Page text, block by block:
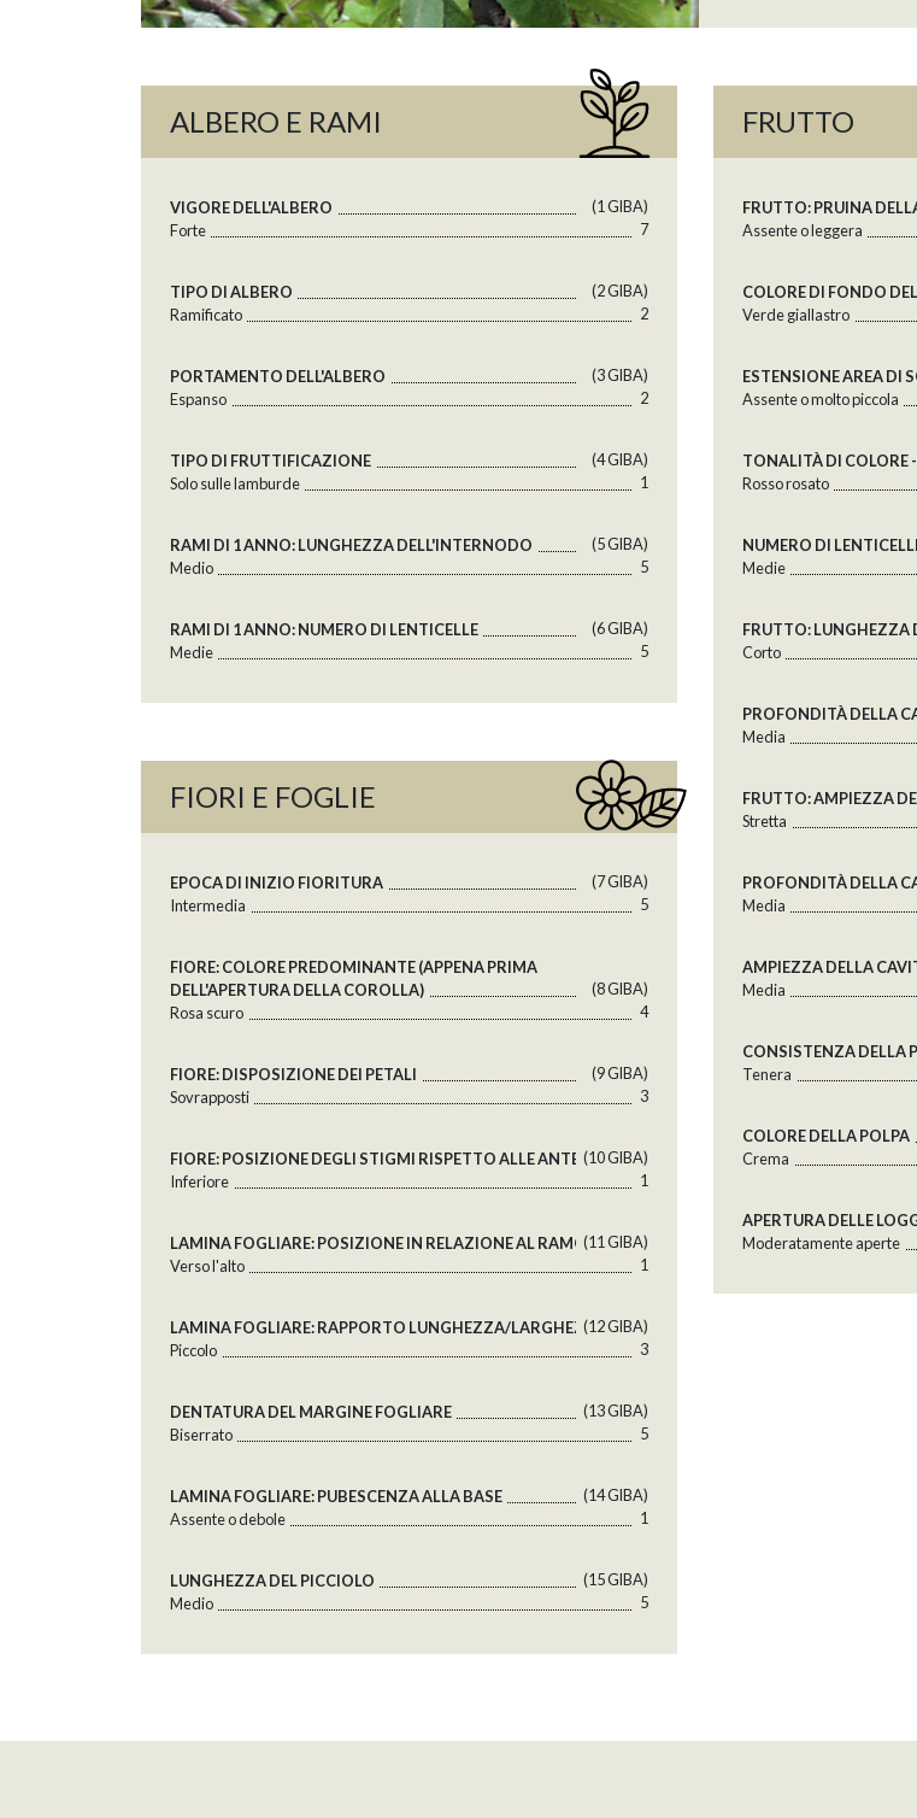
ALBERO E RAMI
VIGORE DELL'ALBERO
(1 GlBA)
Forte
7
TIPO DI ALBERO
(2 GlBA)
Ramificato
2
PORTAMENTO DELL'ALBERO
(3 GlBA)
Espanso
2
TIPO DI FRUTTIFICAZIONE
(4 GlBA)
Solo sulle lamburde
1
RAMI DI 1 ANNO: LUNGHEZZA DELL'INTERNODO
(5 GlBA)
Medio
5
RAMI DI 1 ANNO: NUMERO DI LENTICELLE
(6 GlBA)
Medie
5
FIORI E FOGLIE
EPOCA DI INIZIO FIORITURA
(7 GlBA)
Intermedia
5
FIORE: COLORE PREDOMINANTE (APPENA PRIMA
DELL'APERTURA DELLA COROLLA)
(8 GlBA)
Rosa scuro
4
FIORE: DISPOSIZIONE DEI PETALI
(9 GlBA)
Sovrapposti
3
FIORE: POSIZIONE DEGLI STIGMI RISPETTO ALLE ANTERE(10 GlBA)
Inferiore
1
LAMINA FOGLIARE: POSIZIONE IN RELAZIONE AL RAMO(11 GlBA)
Verso l'alto
1
LAMINA FOGLIARE: RAPPORTO LUNGHEZZA/LARGHEZZA(12 GlBA)
Piccolo
3
DENTATURA DEL MARGINE FOGLIARE
(13 GlBA)
Biserrato
5
LAMINA FOGLIARE: PUBESCENZA ALLA BASE
(14 GlBA)
Assente o debole
1
LUNGHEZZA DEL PICCIOLO
(15 GlBA)
Medio
5
FRUTTO
FRUTTO: PRUINA
Assente o leggera
COLORE DI FONDO
Verde giallastro
ESTENSIONE AREA DI
Assente o molto piccola
TONALITÀ DI COLORE
Rosso rosato
NUMERO DI
Medie
FRUTTO: LUNGHEZZA
Corto
PROFONDITÀ DELLA
Media
FRUTTO: AMPIEZZA
Stretta
PROFONDITÀ DELLA
Media
AMPIEZZA DELLA
Media
CONSISTENZA DELLA
Tenera
COLORE DELLA POLPA
Crema
APERTURA DELLE
Moderatamente aperte